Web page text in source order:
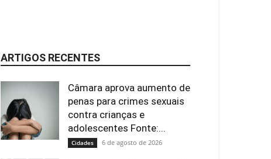
ARTIGOS RECENTES
Câmara aprova aumento de
penas para crimes sexuais
contra crianças e
adolescentes Fonte:...
Cidades 6 de agosto de 2026